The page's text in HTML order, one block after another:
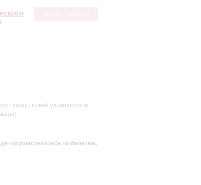
играть в своё удовольствие
осуществляться по билетам.